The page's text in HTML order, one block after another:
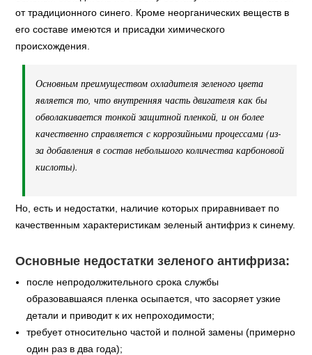
от традиционного синего. Кроме неорганических веществ в
его составе имеются и присадки химического
происхождения.
Основным преимуществом охладителя зеленого цвета
является то, что внутренняя часть двигателя как бы
обволакивается тонкой защитной пленкой, и он более
качественно справляется с коррозийными процессами (из-
за добавления в состав небольшого количества карбоновой
кислоты).
Но, есть и недостатки, наличие которых приравнивает по
качественным характеристикам зеленый антифриз к синему.
Основные недостатки зеленого антифриза:
после непродолжительного срока службы
образовавшаяся пленка осыпается, что засоряет узкие
детали и приводит к их непроходимости;
требует относительно частой и полной замены (примерно
один раз в два года);